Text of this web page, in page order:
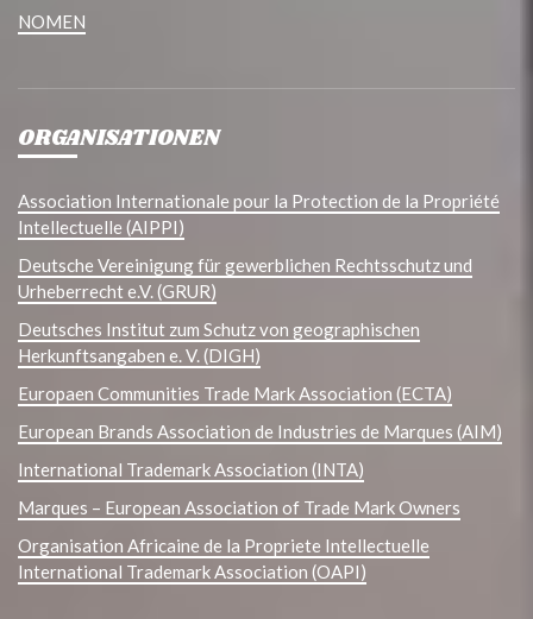
NOMEN
ORGANISATIONEN
Association Internationale pour la Protection de la Propriété
Intellectuelle (AIPPI)
Deutsche Vereinigung für gewerblichen Rechtsschutz und
Urheberrecht e.V. (GRUR)
Deutsches Institut zum Schutz von geographischen
Herkunftsangaben e. V. (DIGH)
Europaen Communities Trade Mark Association (ECTA)
European Brands Association de Industries de Marques (AIM)
International Trademark Association (INTA)
Marques – European Association of Trade Mark Owners
Organisation Africaine de la Propriete Intellectuelle
International Trademark Association (OAPI)